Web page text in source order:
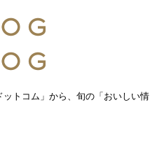
トコム」から、旬の「おいしい情